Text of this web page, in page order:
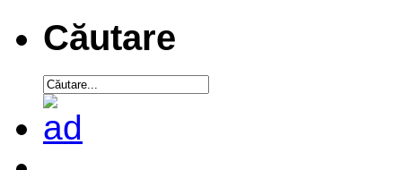
Căutare